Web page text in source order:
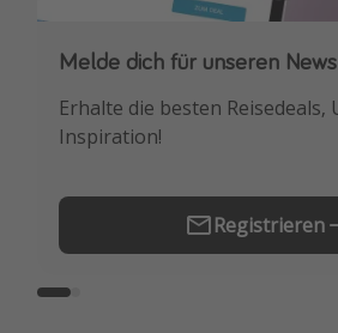
Melde dich für unseren
Erhalte die besten Reisedeals,
Inspiration!
Registrieren
Downloade unsere App
Buche die besten
Erstes.